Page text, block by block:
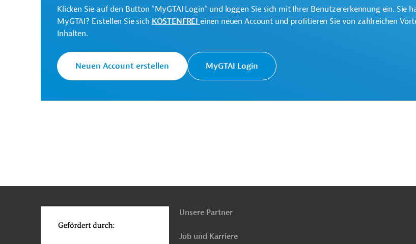
AUS202310171044004 (1)
(PDF; 285,5 KB)
Klicken Sie auf den Button "MyGTAI Login" und loggen Sie sich mit Ihrer Benutzererkennung ein. Sie
MyGTAI? Erstellen Sie sich KOSTENFREI einen neuen Account und profitieren Sie von zahlreichen
Inhalten.
Neuen Account erstellen MyGTAI Login
oben
Unsere Partner
Job und Karriere